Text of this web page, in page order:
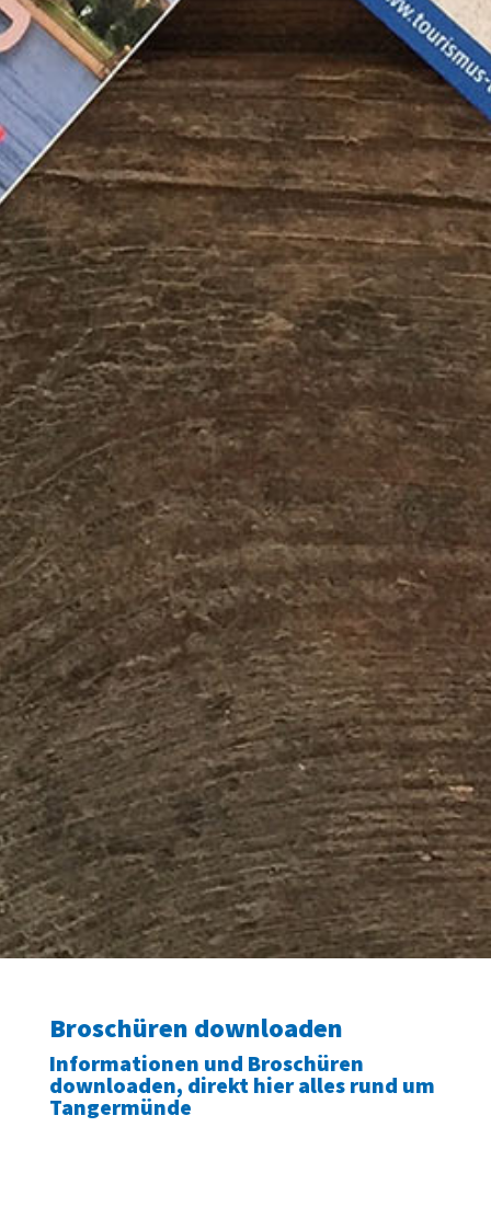
Broschüren downloaden
Informationen und Broschüren
downloaden, direkt hier alles rund um
Tangermünde